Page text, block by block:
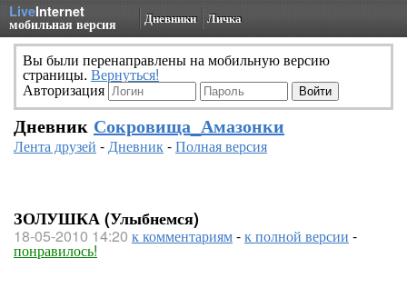
LiveInternet
мобильная версия Дневники Личка
Вы были перенаправлены на мобильную версию
страницы. Вернуться!
Авторизация
Дневник Сокровища_Амазонки
Лента друзей -Дневник-Полная версия
ЗОЛУШКА (Улыбнемся)
18-05-2010 14:20 к комментариям-к полной версии -
понравилось!